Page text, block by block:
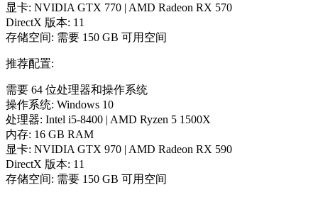
显卡: NVIDIA GTX 770 | AMD Radeon RX 570
DirectX 版本: 11
存储空间: 需要 150 GB 可用空间
推荐配置:
需要 64 位处理器和操作系统
操作系统: Windows 10
处理器: Intel i5-8400 | AMD Ryzen 5 1500X
内存: 16 GB RAM
显卡: NVIDIA GTX 970 | AMD Radeon RX 590
DirectX 版本: 11
存储空间: 需要 150 GB 可用空间